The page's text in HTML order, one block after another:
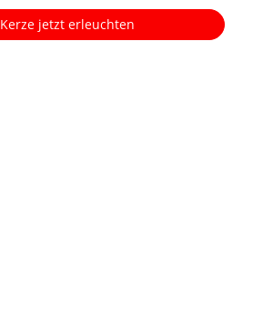
Kerze jetzt erleuchten